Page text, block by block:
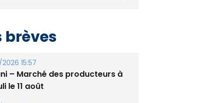
brèves
15:57
– Marché des producteurs à
le 11 août